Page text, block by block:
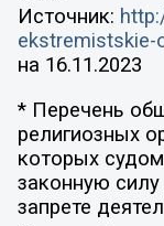
Источник:
ekstremistskie-
на 16.11.2023
* Перечень
религиозных
которых
законную
запрете